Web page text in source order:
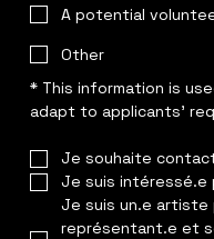
A potential
Other
* This information is
adapt to applicants'
Je souhaite
Je suis intéressé.e
Je suis un.e artiste
représentant.e et